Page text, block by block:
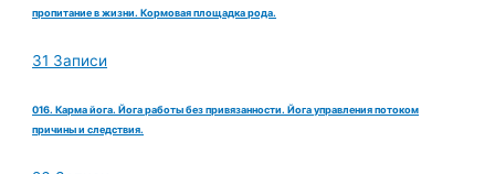
пропитание в жизни. Кормовая площадка рода.
31 Записи
016. Карма йога. Йога работы без привязанности. Йога управления потоком
причины и следствия.